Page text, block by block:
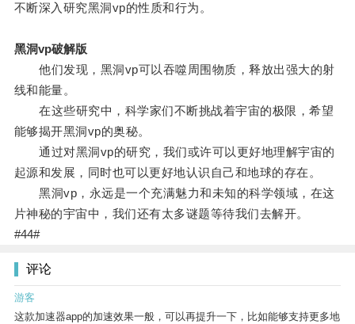
不断深入研究黑洞vp的性质和行为。
黑洞vp破解版
他们发现，黑洞vp可以吞噬周围物质，释放出强大的射
线和能量。
在这些研究中，科学家们不断挑战着宇宙的极限，希望
能够揭开黑洞vp的奥秘。
通过对黑洞vp的研究，我们或许可以更好地理解宇宙的
起源和发展，同时也可以更好地认识自己和地球的存在。
黑洞vp，永远是一个充满魅力和未知的科学领域，在这
片神秘的宇宙中，我们还有太多谜题等待我们去解开。
#44#
评论
游客
这款加速器app的加速效果一般，可以再提升一下，比如能够支持更多地